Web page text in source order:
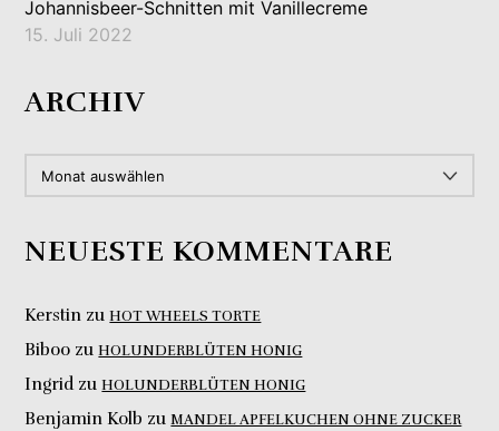
Johannisbeer-Schnitten mit Vanillecreme
15. Juli 2022
ARCHIV
NEUESTE KOMMENTARE
Kerstin zuHOT WHEELS TORTE
Biboo zuHOLUNDERBLÜTEN HONIG
IngridzuHOLUNDERBLÜTEN HONIG
Benjamin Kolb zuMANDEL APFELKUCHEN OHNE ZUCKER